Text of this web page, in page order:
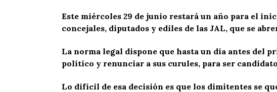
Este miércoles 29 de junio restará un año para el
concejales, diputados y ediles de las JAL, que se
La norma legal dispone que hasta un día antes del
político y renunciar a sus curules, para ser
Lo difícil de esa decisión es que los dimitentes se